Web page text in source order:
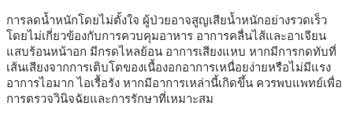
การลดน้ำหนักโดยไม่ตั้งใจ ผู้ป่วยอาจสูญเสียน้ำหนักอย่างรวดเร็ว
โดยไม่เกี่ยวข้องกับการควบคุมอาหาร อาการคลื่นไส้และอาเจียน
แสบร้อนหน้าอก มีกรดไหลย้อน อาการเสียงแหบ หากมีการกดทับที่
เส้นเสียงจากการเติบโตของเนื้องอกอาการเหนื่อยง่ายหรือไม่มีแรง
อาการไอมาก ไอเรื้อรัง หากมีอาการเหล่านี้เกิดขึ้น ควรพบแพทย์เพื่อ
การตรวจวินิจฉัยและการรักษาที่เหมาะสม